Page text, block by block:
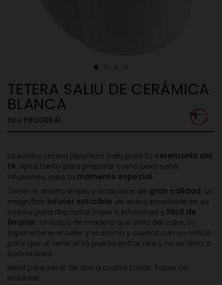
TETERA SALIU DE CERÁMICA
BLANCA
SKU PRO00641
La bonita tetera japonesa Saliu para tu ceremonia del
té, apta tanto para preparar como para servir
infusiones, crea tu momento especial.
Tiene un diseño limpio y acabados de gran calidad, un
magnífico infusor extraíble de acero inoxidable en su
interior para depositar hojas e infusiones y fácil de
limpiar. Una asa de madera que aísla del calor, su
tapa retiene el calor y el aroma y cuenta con un orificio
para que al servir el té pueda entrar aire y no se sirva a
borbotones.
Ideal para servir de dos a cuatro tazas. Tazas no
incluidas.